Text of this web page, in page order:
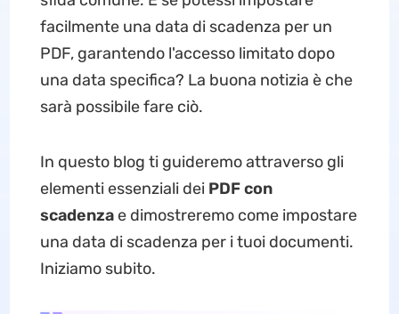
facilmente una data di scadenza per un
PDF, garantendo l'accesso limitato dopo
una data specifica? La buona notizia è che
sarà possibile fare ciò.
In questo blog ti guideremo attraverso gli
elementi essenziali dei PDF con
scadenzae dimostreremo come impostare
una data di scadenza per i tuoi documenti.
Iniziamo subito.